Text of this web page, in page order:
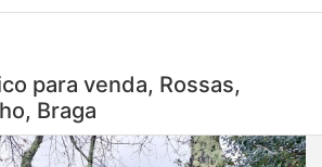
para venda, Rossas,
Braga